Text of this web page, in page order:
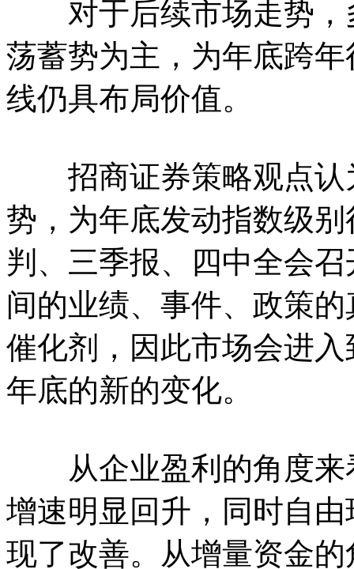
对于后续市场走势，
荡蓄势为主，为年底跨
线仍具布局价值。
招商证券策略观点认
势，为年底发动指数级
判、三季报、四中全会
间的业绩、事件、政策
催化剂，因此市场会进
年底的新的变化。
从企业盈利的角度来
增速明显回升，同时自
现了改善。从增量资金